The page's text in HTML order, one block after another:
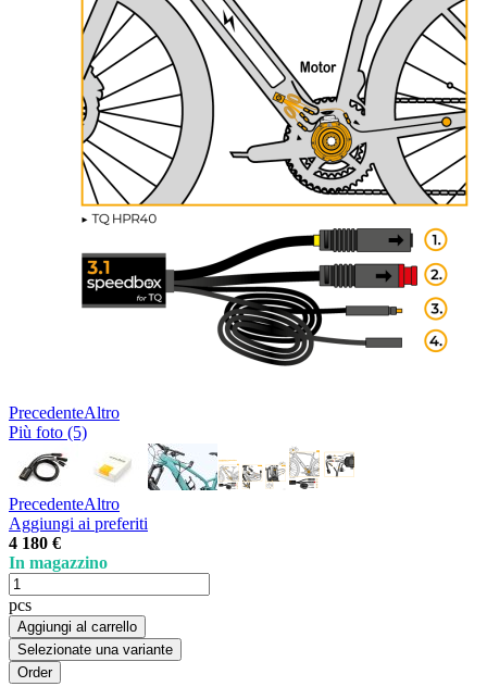
PrecedenteAltro
Più foto (5)
PrecedenteAltro
Aggiungi ai preferiti
4 180 €
In magazzino
pcs
Aggiungi al carrello
Selezionate una variante